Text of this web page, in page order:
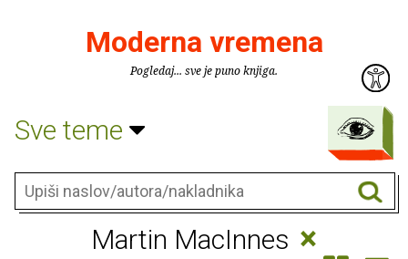
Moderna vremena
Pogledaj... sve je puno knjiga.
Sve teme
Martin MacInnes ×